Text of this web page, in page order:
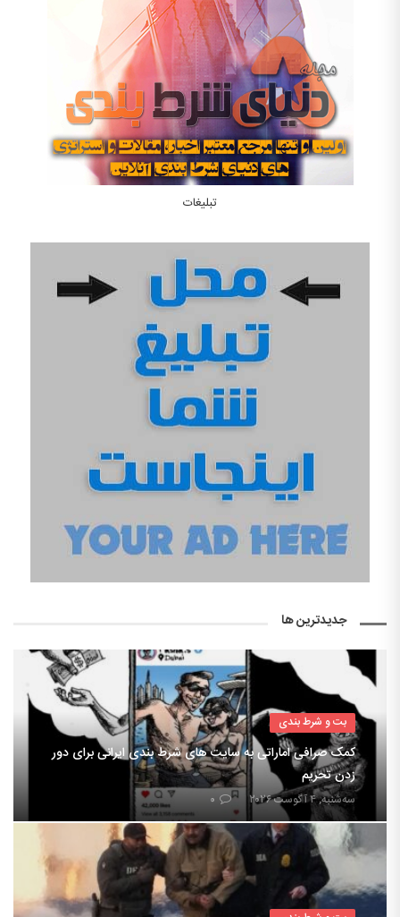
تبلیغات
جدیدترین ها
بت و شرط بندی
کمک صرافی اماراتی به سایت های شرط بندی ایرانی برای دور
زدن تحریم
سه‌شنبه, ۴ آگوست ۲۰۲۶ ۰